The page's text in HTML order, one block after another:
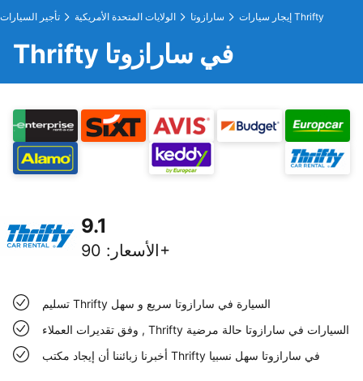
تأجير السيارات الولايات المتحدة الأمريكية سارازوتا إيجار سيارات Thrifty
Thrifty في سارازوتا
9.1
الأسعار : 90+
تسليم Thrifty السيارة في سارازوتا سريع و سهل
وفق تقديرات العملاء , Thrifty السيارات في سارازوتا حالة مرضية
أخبرنا زبائننا أن إيجاد مكتب Thrifty في سارازوتا سهل نسبيا